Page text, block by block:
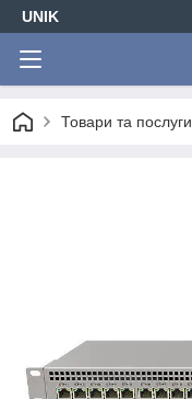
UNIK
Товари та послуги